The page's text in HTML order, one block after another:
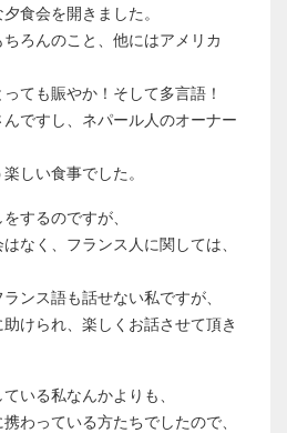
食会を開きました。
ろんのこと、他にはアメリカ
ても賑やか！そして多言語！
んですし、ネパール人のオーナー
しい食事でした。
するのですが、
なく、フランス人に関しては、
ンス語も話せない私ですが、
けられ、楽しくお話させて頂き
いる私なんかよりも、
わっている方たちでしたので、